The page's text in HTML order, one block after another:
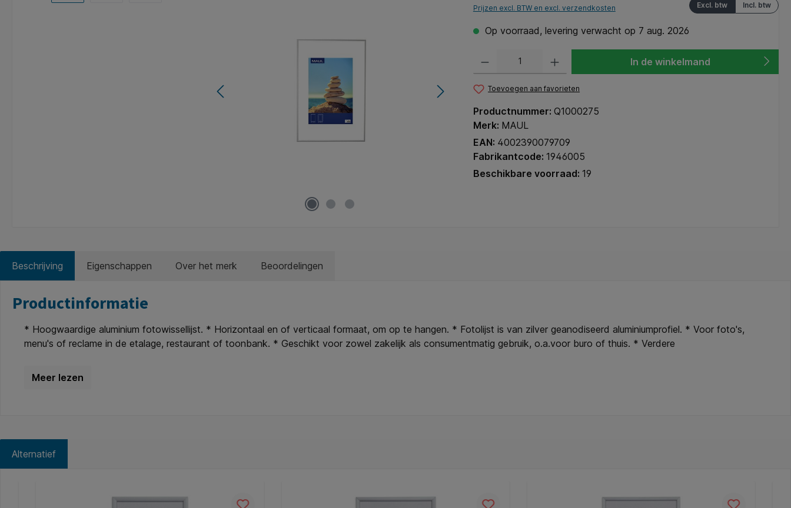
Incl. btw
Excl. btw
Prijzen excl. BTW en excl. verzendkosten
Op voorraad, levering verwacht op 7 aug. 2026
In de winkelmand
Toevoegen aan favorieten
Productnummer: Q1000275
Merk: MAUL
EAN: 4002390079709
Fabrikantcode: 1946005
Beschikbare voorraad: 19
Beschrijving Eigenschappen Over het merk Beoordelingen
Productinformatie
* Hoogwaardige aluminium fotowissellijst. * Horizontaal en of verticaal formaat, om op te hangen. * Fotolijst is van zilver geanodiseerd aluminiumprofiel. * Voor foto's,
menu's of reclame in de etalage, restaurant of toonbank. * Geschikt voor zowel zakelijk als consumentmatig gebruik, o.a.voor buro of thuis. * Verdere
merchandising. * Sterke fotolijst die in de hoeken verbonden en verstevigd door verstekverbinding. * Minimalistische vorm, decent design. * Gemakkelijk in gebruik, snel
Alternatief